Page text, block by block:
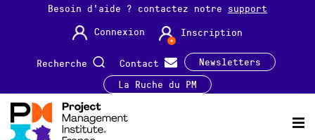
Besoin d'aide ? contactez notre support
Connexion
Inscription
Recherche Contact
Newsletters
La Ruche du PM